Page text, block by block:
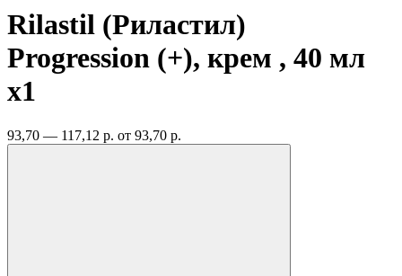
Rilastil (Риластил)
Progression (+), крем , 40 мл
x1
93,70 — 117,12 р. от 93,70 р.